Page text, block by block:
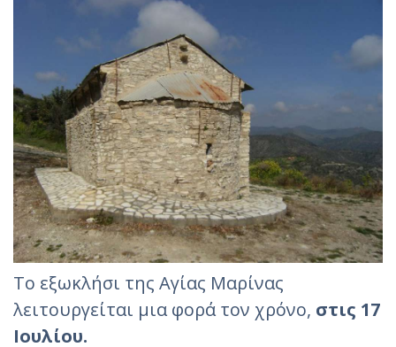
Το εξωκλήσι της Αγίας Μαρίνας
λειτουργείται μια φορά τον χρόνο, στις 17
Ιουλίου.